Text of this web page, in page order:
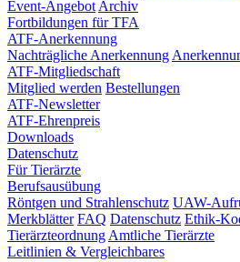
Event-Angebot Archiv
Fortbildungen für TFA
ATF-Anerkennung
Nachträgliche Anerkennung
ATF-Mitgliedschaft
Mitglied werden Bestellungen
ATF-Newsletter
ATF-Ehrenpreis
Downloads
Datenschutz
Für Tierärzte
Berufsausübung
Röntgen und Strahlenschutz UAW-
Merkblätter FAQ Datenschutz Ethik-
Tierärzteordnung Amtliche Tierärzte
Leitlinien & Vergleichbares